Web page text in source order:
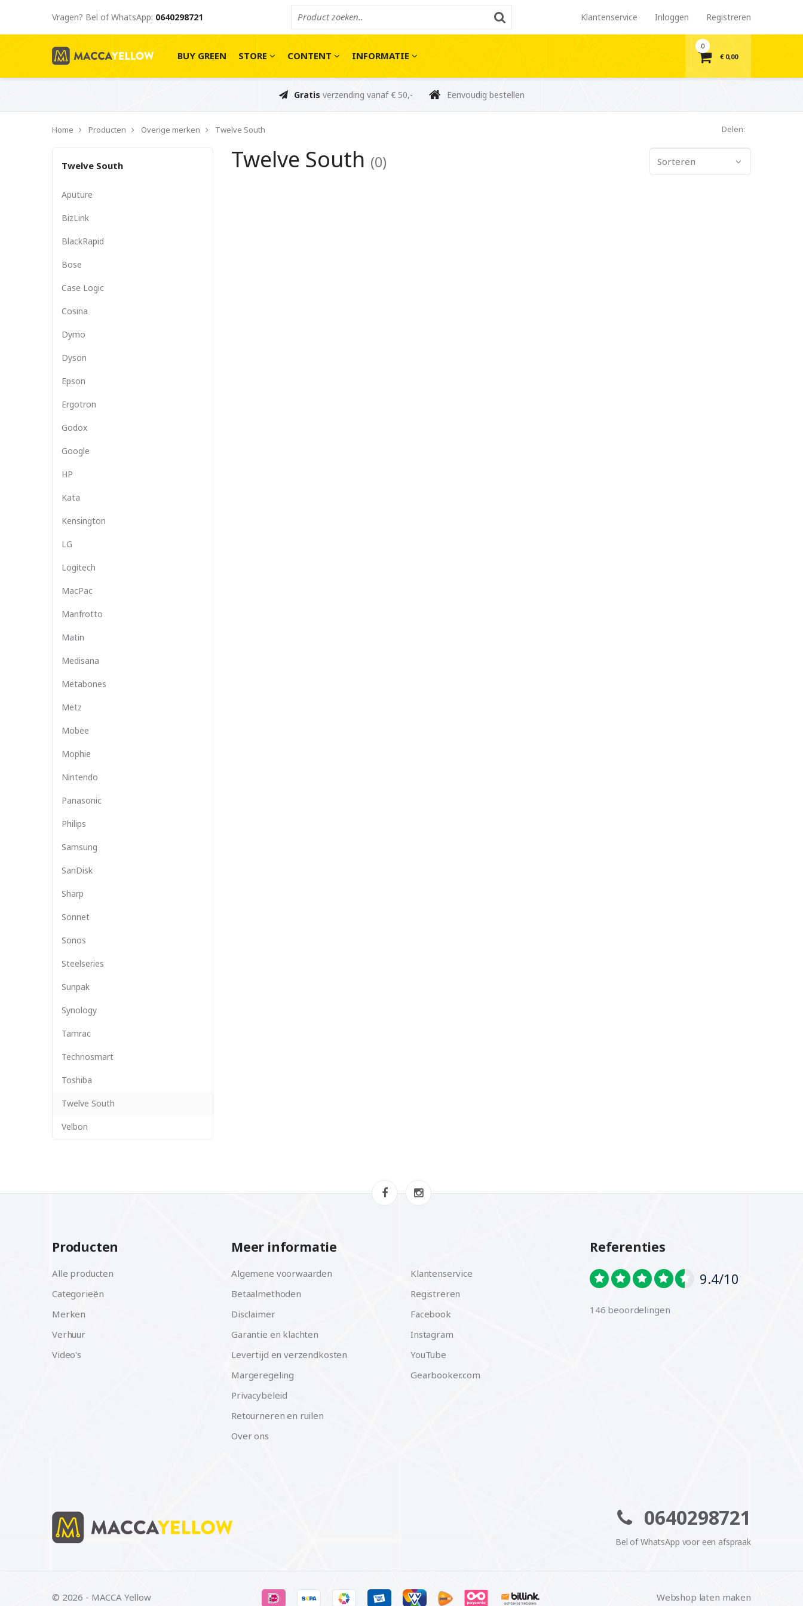
Vragen? Bel of WhatsApp: 0640298721 Klantenservice Inloggen Registreren
BUY GREEN STORE CONTENT INFORMATIE
0
€ 0,00
Gratis verzending vanaf € 50,- Eenvoudig bestellen
Home Producten Overige merken Twelve South Delen:
Twelve South
Aputure
BizLink
BlackRapid
Bose
Case Logic
Cosina
Dymo
Dyson
Epson
Ergotron
Godox
Google
HP
Kata
Kensington
LG
Logitech
MacPac
Manfrotto
Matin
Medisana
Metabones
Metz
Mobee
Mophie
Nintendo
Panasonic
Philips
Samsung
SanDisk
Sharp
Sonnet
Sonos
Steelseries
Sunpak
Synology
Tamrac
Technosmart
Toshiba
Twelve South
Velbon
Sorteren
Twelve South (0)
Producten
Alle producten
Categorieën
Merken
Verhuur
Video's
Meer informatie
Algemene voorwaarden
Betaalmethoden
Disclaimer
Garantie en klachten
Levertijd en verzendkosten
Margeregeling
Privacybeleid
Retourneren en ruilen
Over ons
Klantenservice
Registreren
Facebook
Instagram
YouTube
Gearbooker.com
Referenties
9.4/10
146 beoordelingen
0640298721
Bel of WhatsApp voor een afspraak
© 2026 - MACCA Yellow Webshop laten maken